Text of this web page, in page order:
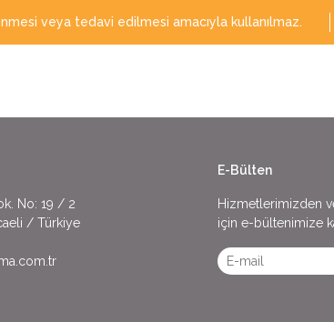
veya tedavi edilmesi amacıyla kullanılmaz.
No: 19 / 2
/ Türkiye
E-Bülten
Hizmetlerimizden
için e-bültenimize